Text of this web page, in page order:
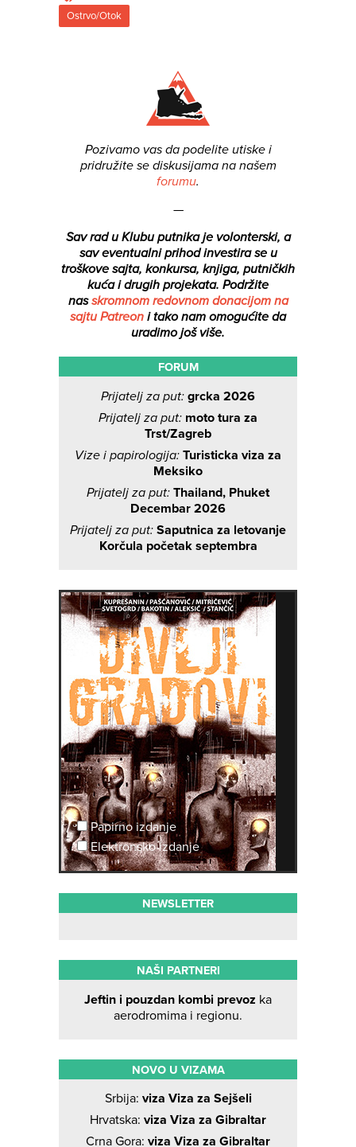
Ostrvo/Otok
Pozivamo vas da podelite utiske i
pridružite se diskusijama na našem
forumu.
—
Sav rad u Klubu putnika je volonterski, a
sav eventualni prihod investira se u
troškove sajta, konkursa, knjiga, putničkih
kuća i drugih projekata. Podržite
nasskromnom redovnom donacijom na
sajtu Patreon i tako nam omogućite da
uradimo još više.
FORUM
Prijatelj za put: grcka 2026
Prijatelj za put: moto tura za
Trst/Zagreb
Vize i papirologija: Turisticka viza za
Meksiko
Prijatelj za put: Thailand, Phuket
Decembar 2026
Prijatelj za put: Saputnica za letovanje
Korčula početak septembra
Papirno izdanje
Elektronsko izdanje
NEWSLETTER
NAŠI PARTNERI
Jeftin i pouzdan kombi prevoz ka
aerodromima i regionu.
NOVO U VIZAMA
Srbija: viza Viza za Sejšeli
Hrvatska: viza Viza za Gibraltar
Crna Gora: viza Viza za Gibraltar